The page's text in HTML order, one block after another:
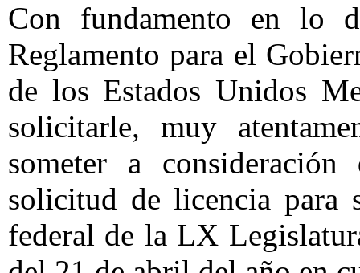
Con fundamento en lo
Reglamento para el
de los Estados Unidos
solicitarle, muy
someter a
solicitud de licencia para
federal de la LX